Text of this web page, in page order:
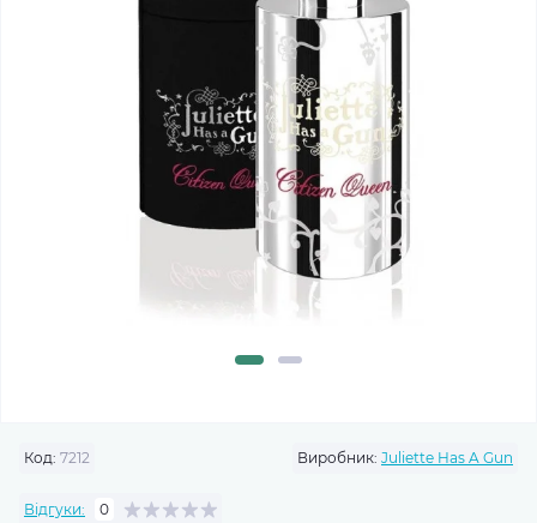
Код: 7212 Виробник: Juliette Has A Gun
Відгуки: 0